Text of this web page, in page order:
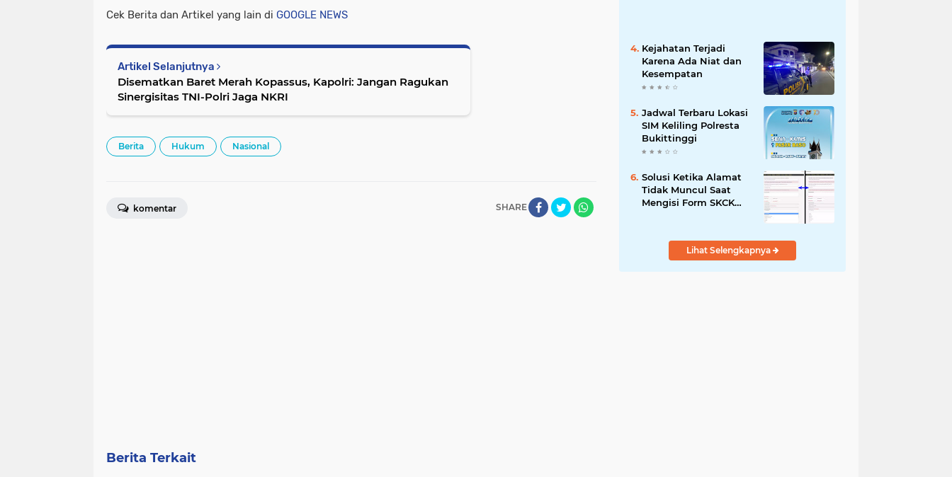
Cek Berita dan Artikel yang lain di GOOGLE NEWS
Artikel Selanjutnya
Disematkan Baret Merah Kopassus, Kapolri: Jangan Ragukan
Sinergisitas TNI-Polri Jaga NKRI
Berita Hukum Nasional
SHARE
komentar
Berita Terkait
Kejahatan Terjadi
Karena Ada Niat dan
Kesempatan
Jadwal Terbaru Lokasi
SIM Keliling Polresta
Bukittinggi
Solusi Ketika Alamat
Tidak Muncul Saat
Mengisi Form SKCK
Lihat Selengkapnya